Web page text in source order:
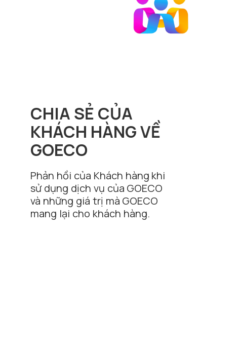
CHIA SẺ CỦA
KHÁCH HÀNG VỀ
GOECO
Phản hồi của Khách hàng khi
sử dụng dịch vụ của GOECO
và những giá trị mà GOECO
mang lại cho khách hàng.